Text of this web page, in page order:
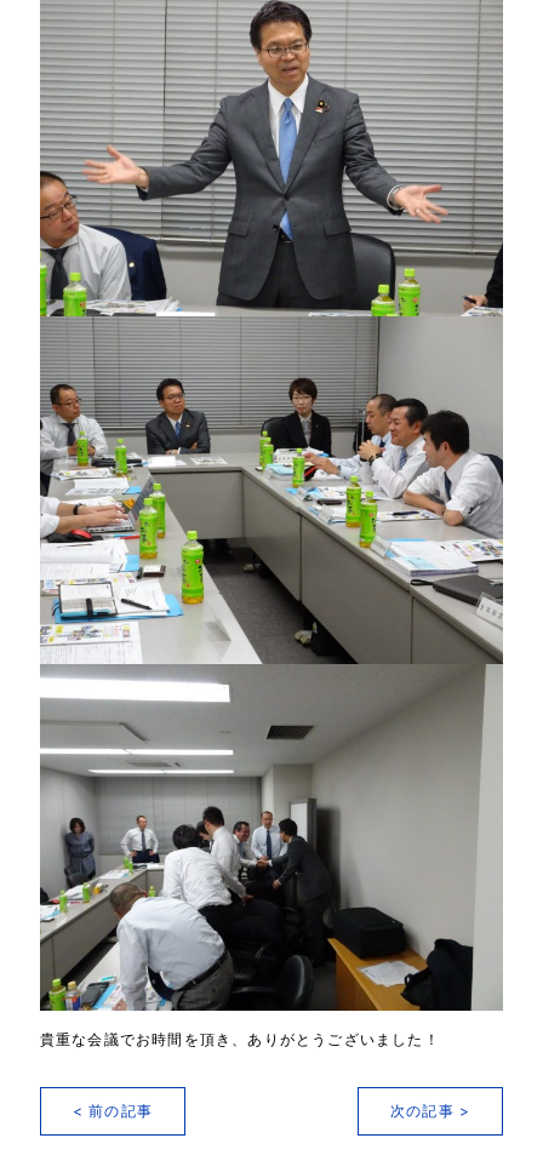
貴重な会議でお時間を頂き、ありがとうございました！
< 前の記事 次の記事 >